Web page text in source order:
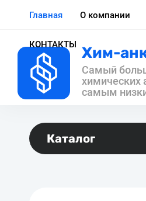
Главная О компании
КОНТАКТЫ Хим-
Самый
химических
самым
Каталог